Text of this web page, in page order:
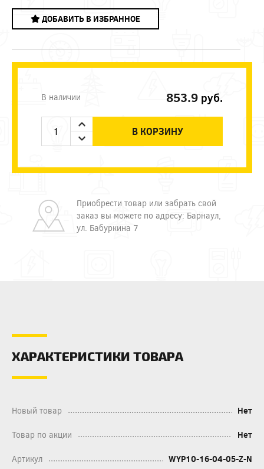
ДОБАВИТЬ В ИЗБРАННОЕ
В наличии 853.9 руб.
В КОРЗИНУ
Приобрести товар или забрать свой
заказ вы можете по адресу: Барнаул,
ул. Бабуркина 7
ХАРАКТЕРИСТИКИ ТОВАРА
Новый товар Нет
Товар по акции Нет
Артикул WYP10-16-04-05-Z-N